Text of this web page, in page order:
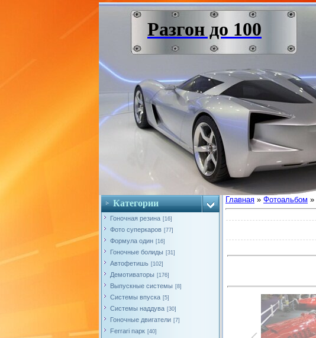
Разгон до 100
Категории
Гоночная резина [16]
Фото суперкаров [77]
Формула один [16]
Гоночные болиды [31]
Автофетишь [102]
Демотиваторы [176]
Выпускные системы [8]
Системы впуска [5]
Системы наддува [30]
Гоночные двигатели [7]
Ferrari парк [40]
Главная » Фотоальбом »